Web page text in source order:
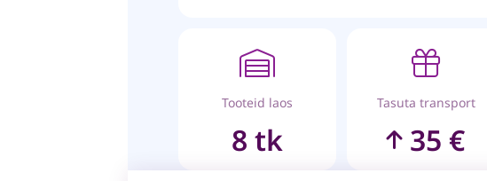
Tooteid laos
8 tk
Tasuta transport
35 €